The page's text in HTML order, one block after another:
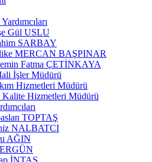
Gül USLU
SARBAY
MERCAN BAŞPINAR
Fatma ÇETİNKAYA
İşler Müdürü
Hizmetleri Müdürü
Kalite Hizmetleri Müdürü
TOPTAŞ
NALBATCI
AĞIN
İNTAŞ